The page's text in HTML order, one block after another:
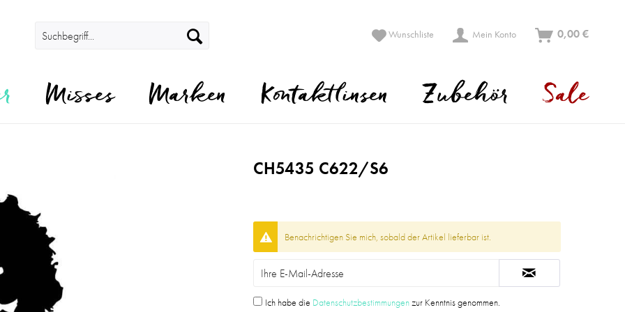
Wunschliste Mein Konto 0,00 €
Misses Marken Kontaktlinsen Zubehör Sale
CH5435 C622/S6
Benachrichtigen Sie mich, sobald der Artikel lieferbar ist.
Ich habe die Datenschutzbestimmungenzur Kenntnis genommen.